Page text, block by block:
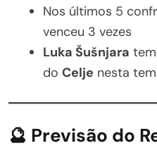
Nos últimos 5
venceu 3 vezes
Luka Šušnjara
do Celje nesta
🔮 Previsão do